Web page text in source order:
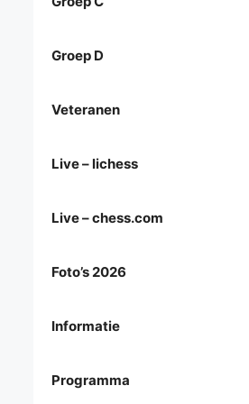
Groep D
Veteranen
Live – lichess
Live – chess.com
Foto’s 2026
Informatie
Programma